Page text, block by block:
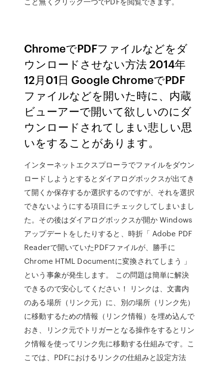
ChromeでPDFファイルなどをダ
ウンロードさせない方法 2014年
12月01日 Google ChromeでPDF
ファイルなどを開いた時に、内蔵
ビューアーで開いて欲しいのにダ
ウンロードされてしまい悲しい思
いをすることがあります。
インターネットエクスプローラでファイルをダウン
ロードしようとするとダイアログボックスが出てき
て開くか保存するか選択するのですが、それを選択
できないようにする項目にチェックしてしまいまし
た。その後はダイアログボックスが開か Windows
アップデートをしたりすると、時折「 Adobe PDF
Readerで開いていたPDFファイルが、勝手に
Chrome HTML Documentに変換されてしまう 」
という事象が発生します。 この問題は簡単に解決
できるので安心してください！ リンクは、文書内
のある場所（リンク元）に、別の場所（リンク先）
に移動するための情報（リンク情報）を埋め込んで
おき、リンク元でトリガーとなる操作をするとリン
ク情報を使ってリンク先に移動する仕組みです。こ
こでは、PDFにおけるリンクの仕組みと設定方法